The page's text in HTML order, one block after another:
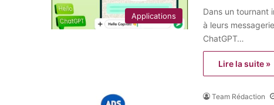
Applications
Dans un tournant
à leurs
ChatGPT…
Lire la suite »
Team Rédaction